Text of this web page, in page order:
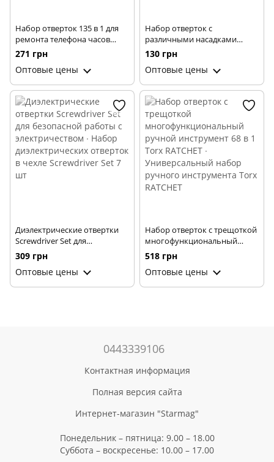
Набор отверток 135 в 1 для
ремонта телефона часов
планшета •
Профессиональный набор
отверток для ремонта
техники 135в1
271 грн
Оптовые цены
Набор отверток с
различными насадками
Screwdriver Set 13776-2 ∙
Отвертки Set 13776-2 с
комплектом сменных
насадок
130 грн
Оптовые цены
Диэлектрические отвертки
Screwdriver Set для
безопасной работы с
электричеством ∙ Набор
диэлектрических отверток в
чехле Screwdriver Set 7 шт
309 грн
Оптовые цены
Набор отверток с трещоткой
многофункциональный
ручной инструмент 68 в 1
Torx RATCHET ∙
Универсальный набор
ручного инструмента Torx
518 грн
Оптовые цены
0443339106
Контактная информация
Полная версия сайта
Интернет-магазин "Starmag"
Понедельник – пятница: 9.00 – 18.00
Суббота – воскресенье: 10.00 – 17.00